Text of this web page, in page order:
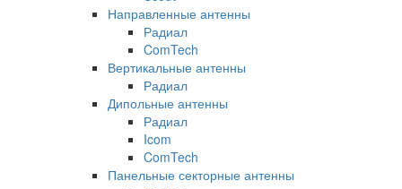
Направленные антенны
Радиал
ComTech
Вертикальные антенны
Радиал
Дипольные антенны
Радиал
Icom
ComTech
Панельные секторные антенны